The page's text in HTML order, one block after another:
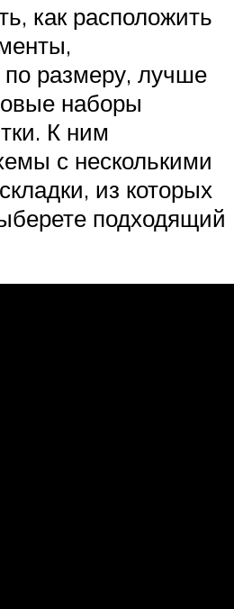
как расположить
размеру, лучше
наборы
К ним
с несколькими
из которых
подходящий